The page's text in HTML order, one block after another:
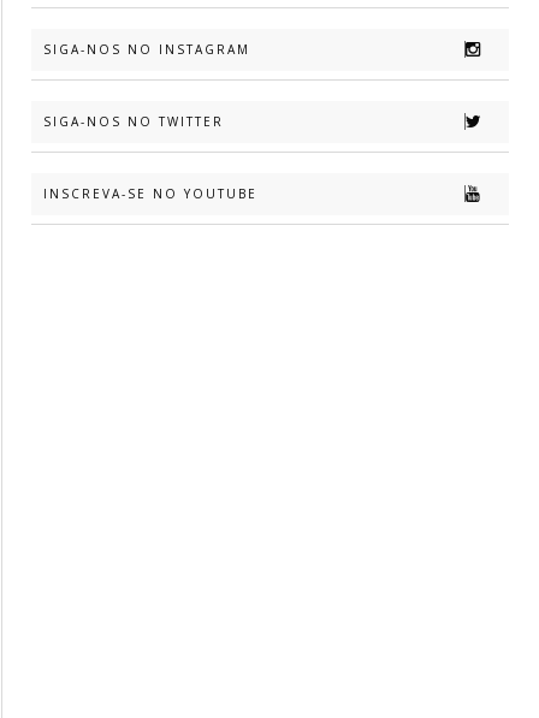
SIGA-NOS NO INSTAGRAM
SIGA-NOS NO TWITTER
INSCREVA-SE NO YOUTUBE